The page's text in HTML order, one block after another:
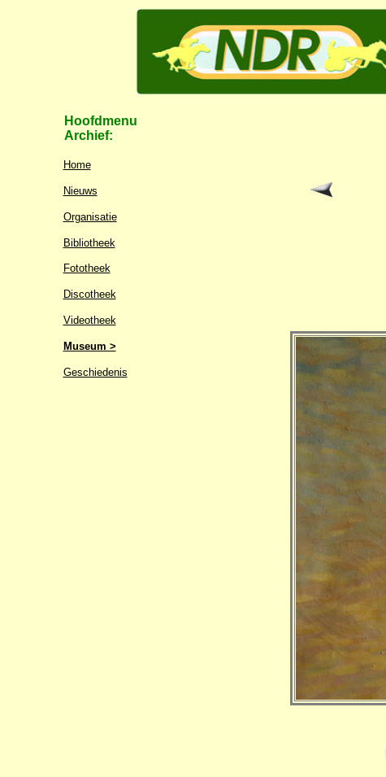
Hoofdmenu
Archief:
Home
Nieuws
Organisatie
Bibliotheek
Fototheek
Discotheek
Videotheek
Museum >
Geschiedenis